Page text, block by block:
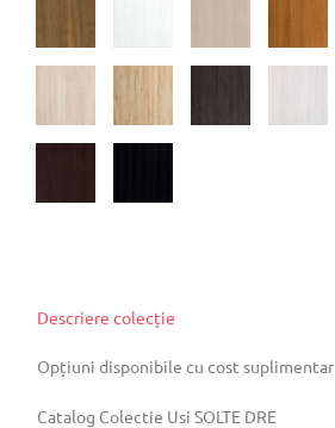
Descriere colecție
Opțiuni disponibile cu cost suplimentar
Catalog Colectie Usi SOLTE DRE